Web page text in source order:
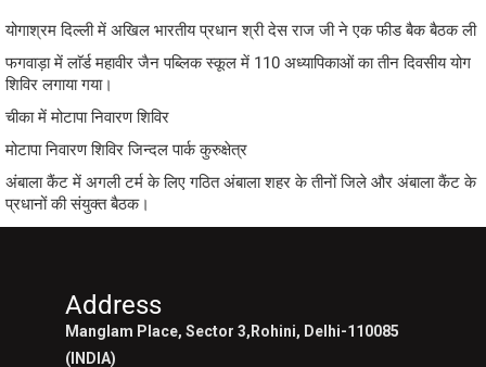
योगाश्रम दिल्ली में अखिल भारतीय प्रधान श्री देस राज जी ने एक फीड बैक बैठक ली
फगवाड़ा में लाॅर्ड महावीर जैन पब्लिक स्कूल में 110 अध्यापिकाओं का तीन दिवसीय योग
शिविर लगाया गया।
चीका में मोटापा निवारण शिविर
मोटापा निवारण शिविर जिन्दल पार्क कुरुक्षेत्र
अंबाला कैंट में अगली टर्म के लिए गठित अंबाला शहर के तीनों जिले और अंबाला कैंट के
प्रधानों की संयुक्त बैठक।
Address
Manglam Place, Sector 3,Rohini, Delhi-110085
(INDIA)